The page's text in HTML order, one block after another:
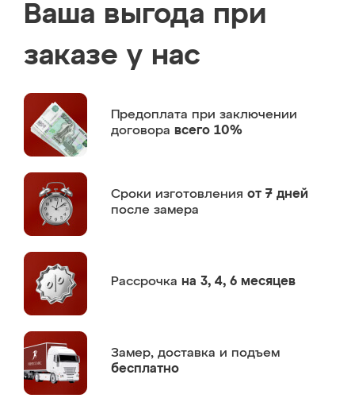
Ваша выгода при
заказе у нас
Предоплата при заключении
договора всего 10%
Сроки изготовления от 7 дней
после замера
Рассрочка на 3, 4, 6 месяцев
Замер, доставка и подъем
бесплатно